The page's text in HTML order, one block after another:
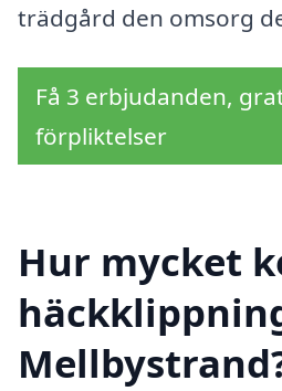
trädgård den omsorg
Få 3 erbjudanden,
förpliktelser
Hur mycket